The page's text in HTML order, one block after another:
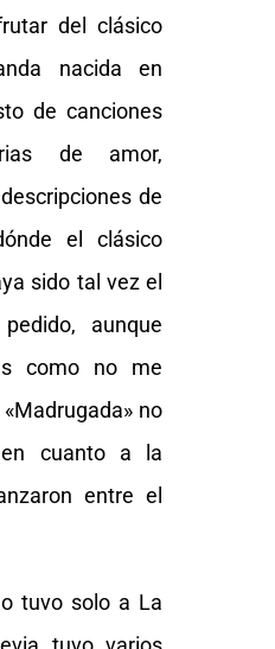
del clásico
nacida en
de canciones
de amor,
de
el clásico
sido tal vez el
aunque
como no me
no
cuanto a la
entre el
tuvo solo a La